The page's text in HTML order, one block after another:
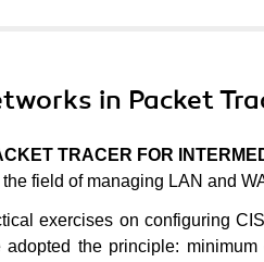
in Packet
TRACER FOR
field of managing LAN and
exercises on configuring
the principle: